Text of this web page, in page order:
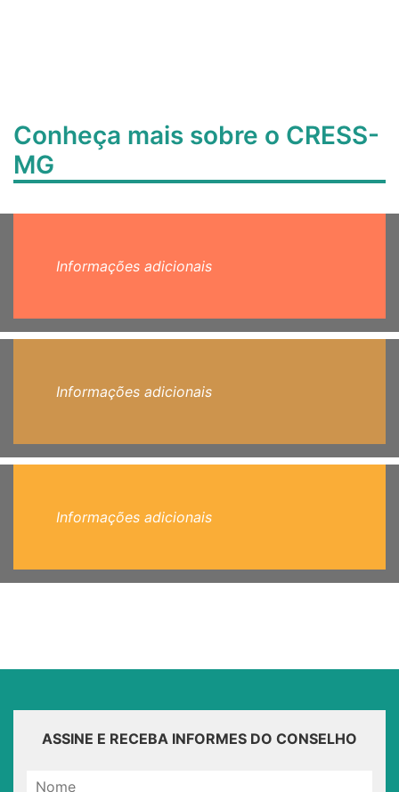
Conheça mais sobre o CRESS-
MG
Informações adicionais
Informações adicionais
Informações adicionais
ASSINE E RECEBA INFORMES DO CONSELHO